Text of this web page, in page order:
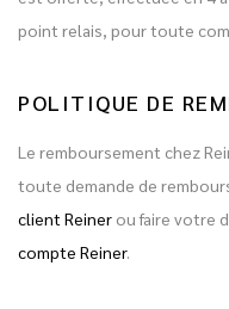
point relais, pour toute
POLITIQUE DE
Le remboursement chez
toute demande de
client Reiner ou faire votre
compte Reiner.